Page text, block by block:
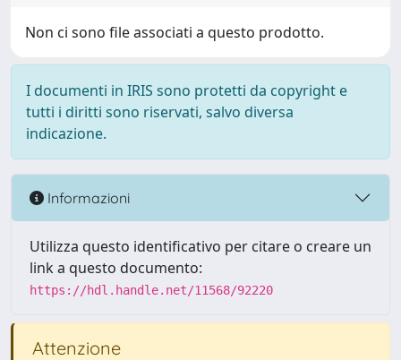
Non ci sono file associati a questo prodotto.
I documenti in IRIS sono protetti da copyright e
tutti i diritti sono riservati, salvo diversa
indicazione.
Informazioni
Utilizza questo identificativo per citare o creare un
link a questo documento:
https://hdl.handle.net/11568/92220
Attenzione